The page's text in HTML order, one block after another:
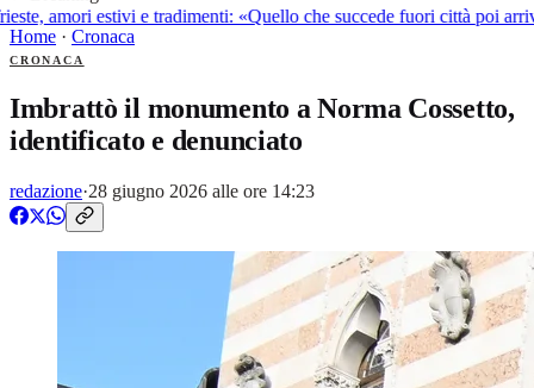
amori estivi e tradimenti: «Quello che succede fuori città poi
Home · Cronaca
CRONACA
Imbrattò il monumento a Norma Cossetto,
identificato e denunciato
redazione·28 giugno 2026 alle ore 14:23